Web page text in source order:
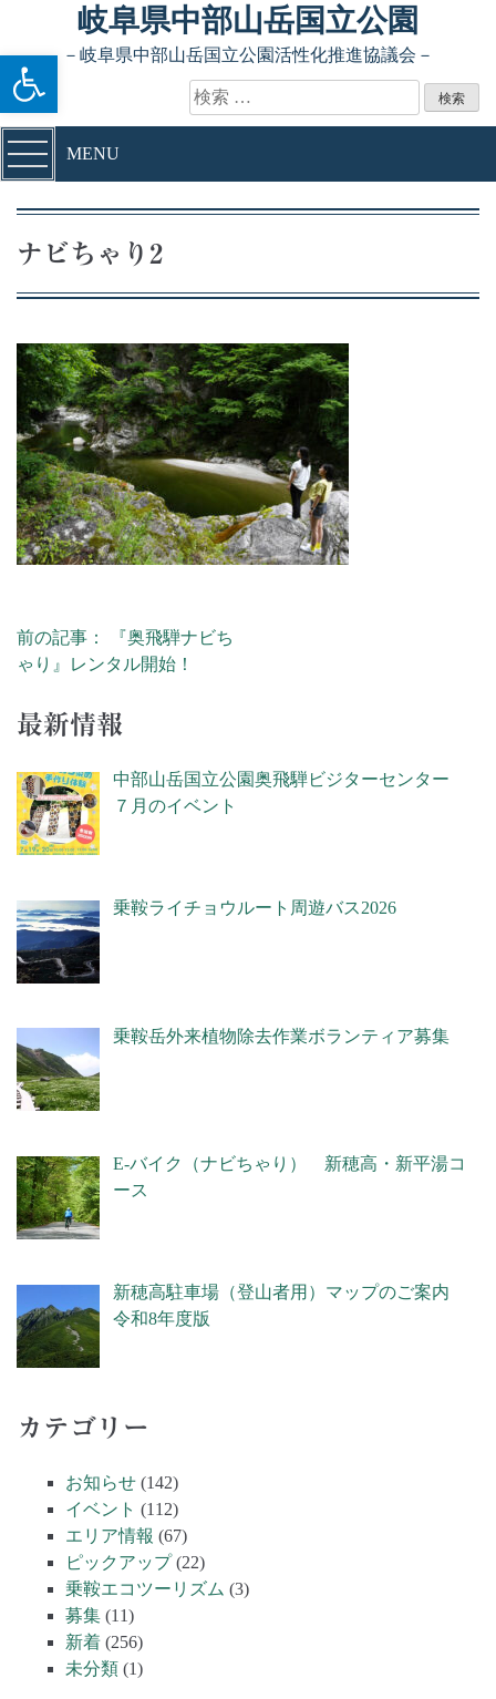
ツールバーを開く
Skip to content岐阜県中部山岳国立公園
－岐阜県中部山岳国立公園活性化推進協議会－
検索:
MENU
ナビちゃり2
投稿ナビゲーション
前の記事： 『奥飛騨ナビち
ゃり』レンタル開始！
最新情報
中部山岳国立公園奥飛騨ビジターセンター
７月のイベント
乗鞍ライチョウルート周遊バス2026
乗鞍岳外来植物除去作業ボランティア募集
E-バイク（ナビちゃり） 新穂高・新平湯コ
ース
新穂高駐車場（登山者用）マップのご案内
令和8年度版
カテゴリー
お知らせ (142)
イベント (112)
エリア情報 (67)
ピックアップ(22)
乗鞍エコツーリズム (3)
募集 (11)
新着 (256)
未分類 (1)